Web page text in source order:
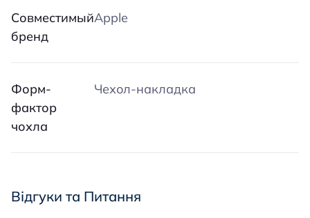
Совместимый
бренд
Apple
Форм-
фактор
чохла
Чехол-накладка
Відгуки та Питання